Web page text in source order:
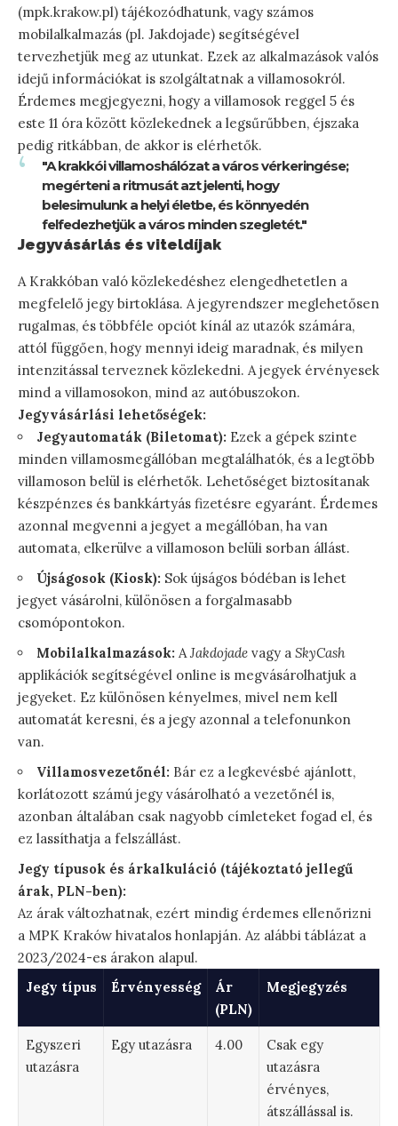
(mpk.krakow.pl) tájékozódhatunk, vagy számos
mobilalkalmazás (pl. Jakdojade) segítségével
tervezhetjük meg az utunkat. Ezek az alkalmazások valós
idejű információkat is szolgáltatnak a villamosokról.
Érdemes megjegyezni, hogy a villamosok reggel 5 és
este 11 óra között közlekednek a legsűrűbben, éjszaka
pedig ritkábban, de akkor is elérhetők.
"A krakkói villamoshálózat a város vérkeringése;
megérteni a ritmusát azt jelenti, hogy
belesimulunk a helyi életbe, és könnyedén
felfedezhetjük a város minden szegletét."
Jegyvásárlás és viteldíjak
A Krakkóban való közlekedéshez elengedhetetlen a
megfelelő jegy birtoklása. A jegyrendszer meglehetősen
rugalmas, és többféle opciót kínál az utazók számára,
attól függően, hogy mennyi ideig maradnak, és milyen
intenzitással terveznek közlekedni. A jegyek érvényesek
mind a villamosokon, mind az autóbuszokon.
Jegyvásárlási lehetőségek:
Jegyautomaták (Biletomat): Ezek a gépek szinte
minden villamosmegállóban megtalálhatók, és a legtöbb
villamoson belül is elérhetők. Lehetőséget biztosítanak
készpénzes és bankkártyás fizetésre egyaránt. Érdemes
azonnal megvenni a jegyet a megállóban, ha van
automata, elkerülve a villamoson belüli sorban állást.
Újságosok (Kiosk): Sok újságos bódéban is lehet
jegyet vásárolni, különösen a forgalmasabb
csomópontokon.
Mobilalkalmazások: A Jakdojade vagy a SkyCash
applikációk segítségével online is megvásárolhatjuk a
jegyeket. Ez különösen kényelmes, mivel nem kell
automatát keresni, és a jegy azonnal a telefonunkon
van.
Villamosvezetőnél: Bár ez a legkevésbé ajánlott,
korlátozott számú jegy vásárolható a vezetőnél is,
azonban általában csak nagyobb címleteket fogad el, és
ez lassíthatja a felszállást.
Jegy típusok és árkalkuláció (tájékoztató jellegű
árak, PLN-ben):
Az árak változhatnak, ezért mindig érdemes ellenőrizni
a MPK Kraków hivatalos honlapján. Az alábbi táblázat a
2023/2024-es árakon alapul.
Jegy típus
Érvényesség
Ár
(PLN)
Megjegyzés
Egyszeri
utazásra
Egy utazásra 4.00
Csak egy
utazásra
érvényes,
átszállással is.